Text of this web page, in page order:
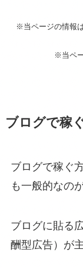
※当ページの情報
※当ペ
ブログで稼
ブログで稼ぐ
も一般的なの
ブログに貼る
酬型広告）が